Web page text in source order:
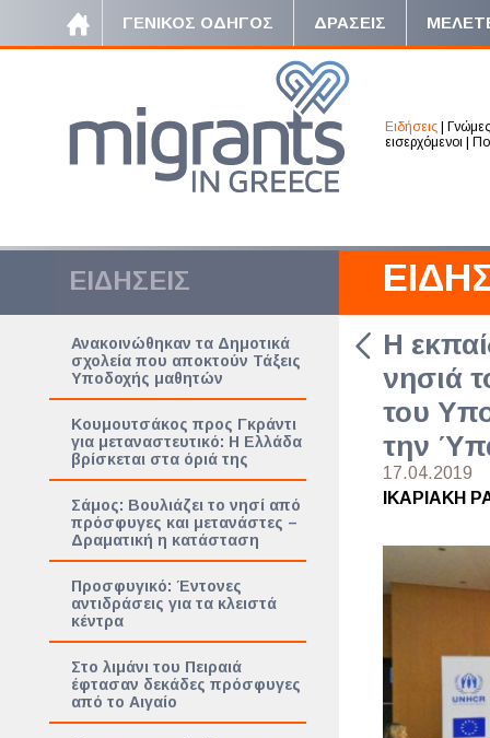
ΓΕΝΙΚΟΣ ΟΔΗΓΟΣ ΔΡΑΣΕΙΣ
Ειδήσεις
Γνώμες
εισερχόμενοι
ΕΙΔΗΣΕΙΣ
Ανακοινώθηκαν τα Δημοτικά
σχολεία που αποκτούν Τάξεις
Υποδοχής μαθητών
Κουμουτσάκος προς Γκράντι
για μεταναστευτικό: Η Ελλάδα
βρίσκεται στα όριά της
Σάμος: Βουλιάζει το νησί από
πρόσφυγες και μετανάστες –
Δραματική η κατάσταση
Προσφυγικό: Έντονες
αντιδράσεις για τα κλειστά
κέντρα
Στο λιμάνι του Πειραιά
έφτασαν δεκάδες πρόσφυγες
από το Αιγαίο
Η
νησιά
του
την
17.04.2019
ΙΚΑΡΙΑΚΗ